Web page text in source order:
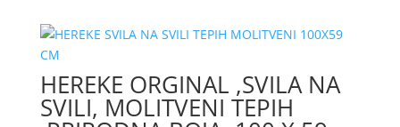
HEREKE ORGINAL ,SVILA NA
SVILI, MOLITVENI TEPIH